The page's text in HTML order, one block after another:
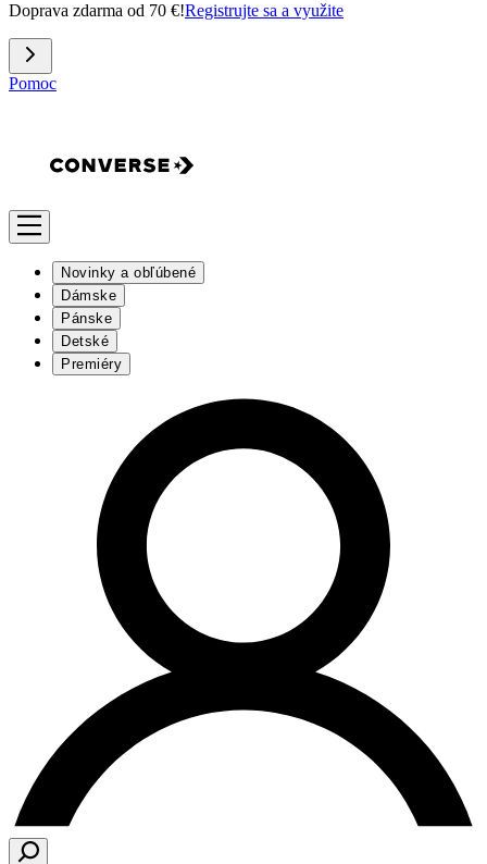
Doprava zdarma od 70 €!Registrujte sa a využite
Pomoc
Novinky a obľúbené
Dámske
Pánske
Detské
Premiéry